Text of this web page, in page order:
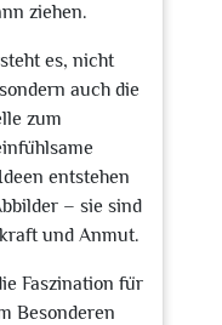
ziehen.
es, nicht
auch die
zum
entstehen
– sie sind
und Anmut.
Faszination für
Besonderen